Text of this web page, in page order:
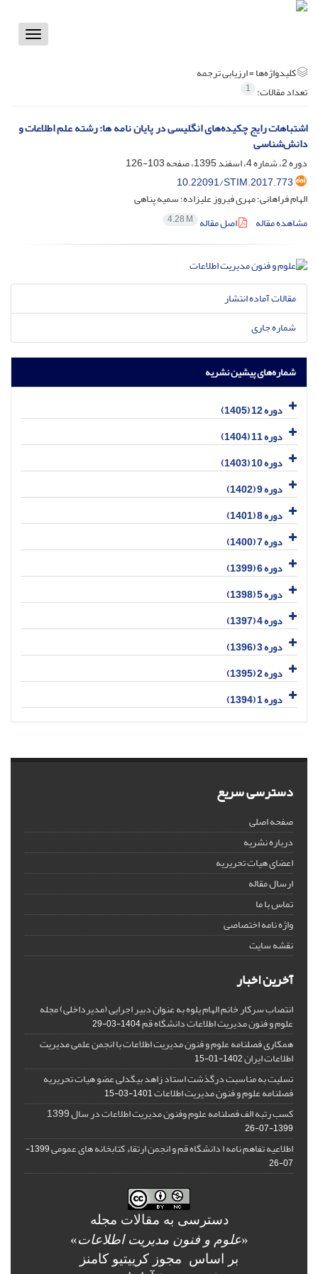
Toggle
کلیدواژه‌ها =ارزیابی ترجمه
تعداد مقالات: 1
اشتباهات رایج چکیده‌های انگلیسی در پایان نامه ها: رشته علم اطلاعات و
دانش‌شناسی
دوره 2، شماره 4، اسفند 1395، صفحه
103-126
10.22091/STIM.2017.773
الهام فراهانی؛ مهری فیروز علیزاده؛ سمیه پناهی
مشاهده مقاله
اصل مقاله 4.28 M
مقالات آماده انتشار
شماره جاری
شماره‌های پیشین نشریه
دوره 12 (1405)
دوره 11 (1404)
دوره 10 (1403)
دوره 9 (1402)
دوره 8 (1401)
دوره 7 (1400)
دوره 6 (1399)
دوره 5 (1398)
دوره 4 (1397)
دوره 3 (1396)
دوره 2 (1395)
دوره 1 (1394)
دسترسی سریع
صفحه اصلی
درباره نشریه
اعضای هیات تحریریه
ارسال مقاله
تماس با ما
واژه نامه اختصاصی
نقشه سایت
آخرین اخبار
انتصاب سرکار خانم الهام یلوه به عنوان دبیر اجرایی (مدیرداخلی) مجله
علوم و فنون مدیریت اطلاعات دانشگاه قم1404-03-29
همکاری فصلنامه علوم و فنون مدیریت اطلاعات با انجمن علمی مدیریت
اطلاعات ایران1402-01-15
تسلیت به مناسبت درگذشت استاد زاهد بیگدلی عضو هیات تحریریه
فصلنامه علوم و فنون مدیریت اطلاعات1401-03-15
کسب رتبه الف فصلنامه علوم وفنون مدیریت اطلاعات در سال 1399
1399-07-26
اطلاعیه تفاهم نامه ا دانشگاه قم و انجمن ارتقاء کتابخانه های عمومی
1399-
07-26
دسترسی به مقالات مجله
«علوم و فنون مدیریت اطلاعات»
بر اساس مجوز کرییتیو کامنز